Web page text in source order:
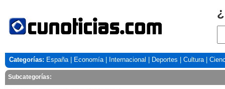
Categorías: España| Economía| Internacional Deportes Cultura|
Subcategorías: